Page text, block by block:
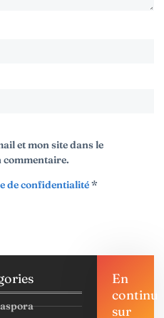
et mon site dans le
de confidentialité*
En
continu
sur